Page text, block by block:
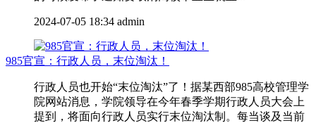
2024-07-05 18:34 admin
985官宣：行政人员，末位淘汰！
行政人员也开始“末位淘汰”了！据某西部985高校管理学
院网站消息，学院领导在今年春季学期行政人员大会上
提到，将面向行政人员实行末位淘汰制。每当谈及当前